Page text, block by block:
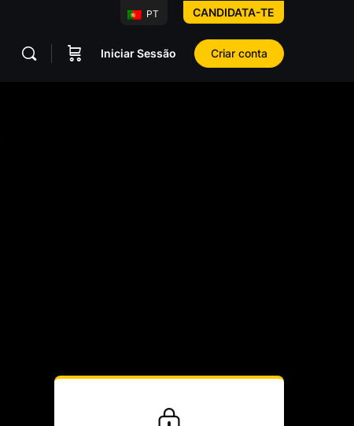
PT CANDIDATA-TE
Iniciar Sessão Criar conta